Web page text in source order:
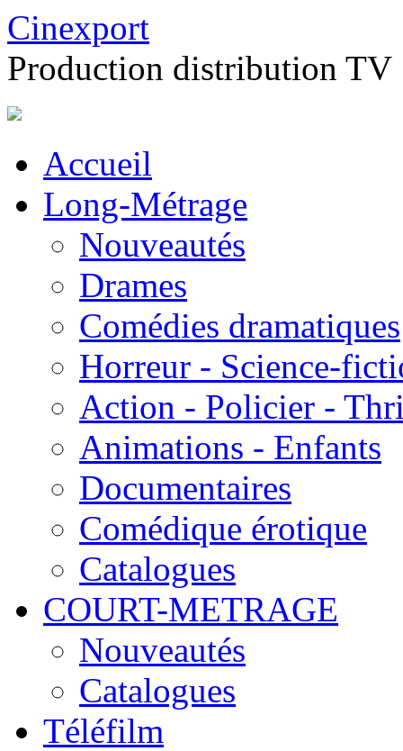
Cinexport
Production distribution TV
Accueil
Long-Métrage
Nouveautés
Drames
Comédies dramatiques
Horreur - Science-
Action - Policier -
Animations - Enfants
Documentaires
Comédique érotique
Catalogues
COURT-METRAGE
Nouveautés
Catalogues
Téléfilm